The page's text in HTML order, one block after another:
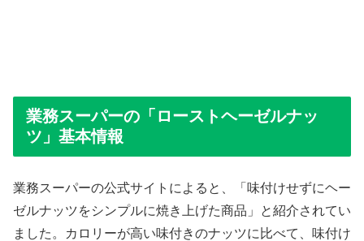
業務スーパーの「ローストヘーゼルナッ
ツ」基本情報
業務スーパーの公式サイトによると、「味付けせずにヘー
ゼルナッツをシンプルに焼き上げた商品」と紹介されてい
ました。カロリーが高い味付きのナッツに比べて、味付け